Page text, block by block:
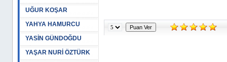
UĞUR KOŞAR
YAHYA HAMURCU
YASİN GÜNDOĞDU
YAŞAR NURİ ÖZTÜRK